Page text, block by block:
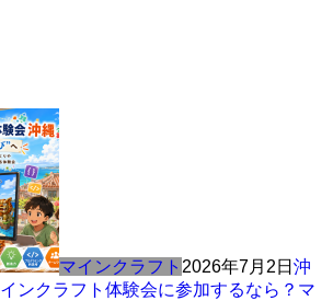
マインクラフト 2026年7月2日 沖
ンクラフト体験会に参加するなら？マ